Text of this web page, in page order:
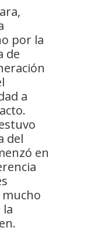
por la
de
a
del
en
la